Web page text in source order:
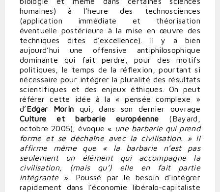
humaines) à l’heure des technosciences
(application immédiate et théorisation
éventuelle postérieure à la mise en œuvre des
techniques dites d’excellence). Il y a bien
aujourd’hui une offensive antiphilosophique
dominante qui fait perdre, pour des motifs
politiques, le temps de la réflexion, pourtant si
nécessaire pour intégrer la pluralité des résultats
scientifiques et des enjeux éthiques. On peut
référer cette idée à la « pensée complexe »
d’ Edgar Morin qui, dans son dernier ouvrage
Culture et barbarie européenne (Bayard,
octobre 2005), évoque « une barbarie qui prend
forme et se déchaîne avec la civilisation. » Il
affirme même que « la barbarie n’est pas
seulement un élément qui accompagne la
civilisation, (mais qu’) elle en fait partie
intégrante ». Poussé par le besoin d’intégrer
rapidement dans l’économie libéralo-capitaliste